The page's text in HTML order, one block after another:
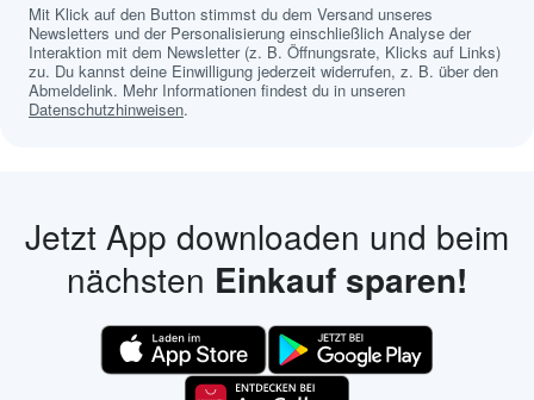
Mit Klick auf den Button stimmst du dem Versand unseres
Newsletters und der Personalisierung einschließlich Analyse der
Interaktion mit dem Newsletter (z. B. Öffnungsrate, Klicks auf Links)
zu. Du kannst deine Einwilligung jederzeit widerrufen, z. B. über den
Abmeldelink. Mehr Informationen findest du in unseren
Datenschutzhinweisen.
Jetzt App downloaden und beim
nächsten Einkauf sparen!